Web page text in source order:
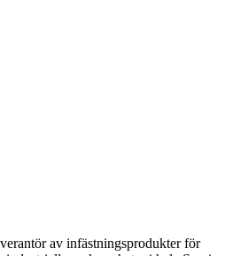
av infästningsprodukter för